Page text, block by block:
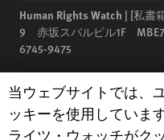
Human Rights Watch | [私書
9 赤坂スバルビル1F
6745-9475
under EIN: 13-2875808
Human Rights Watch
当ウェブサイトでは、
ッキーを使用していま
ライツ・ウォッチがク